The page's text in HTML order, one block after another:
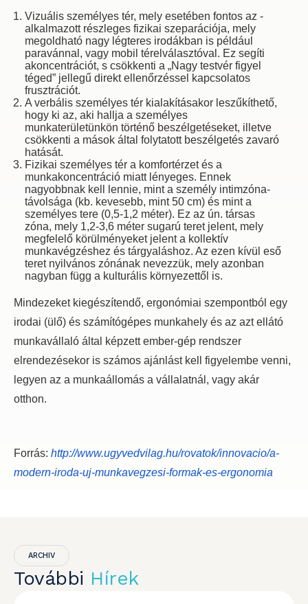
Vizuális személyes tér, mely esetében fontos az ­
alkalmazott részleges fizikai szeparációja, mely
megoldható nagy légteres irodákban is például
paravánnal, vagy mobil térelválasztóval. Ez segíti
akoncentrációt, s csökkenti a „Nagy testvér figyel
téged” jellegű direkt ellenőrzéssel kapcsolatos
frusztrációt.
A verbális személyes tér kialakításakor leszűkít­hető,
hogy ki az, aki hallja a személyes
munkaterületünkön történő beszélgetéseket, illetve
csökkenti a mások által folytatott beszélgetés zavaró
hatását.
Fizikai személyes tér a komfortérzet és a
munkakoncentráció miatt lényeges. Ennek
nagyobbnak kell lennie, mint a személy intimzóna-
távolsága (kb. kevesebb, mint 50 cm) és mint a
személyes tere (0,5-1,2 méter). Ez az ún. társas
zóna, mely 1,2-3,6 méter sugarú teret jelent, mely
megfelelő körülményeket jelent a kollektív
munkavégzéshez és tárgyaláshoz. Az ezen kívül eső
teret nyilvános zónának nevezzük, mely azonban
nagyban függ a kulturális környezettől is.
Mindezeket kiegészítendő, ergonómiai szempontból egy
irodai (ülő) és számítógépes munkahely és az azt ellátó
munkavállaló által képzett ember-gép rendszer
elrendezésekor is számos ajánlást kell figyelembe venni,
legyen az a munkaállomás a vállalatnál, vagy akár
otthon.
Forrás: http://www.ugyvedvilag.hu/rovatok/innovacio/a-
modern-iroda-uj-munkavegzesi-formak-es-ergonomia
ARCHIV
További Hírek